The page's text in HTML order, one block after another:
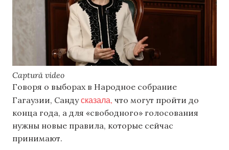
Captură video
Говоря о выборах в Народное собрание
Гагаузии, Сандусказала, что могут пройти до
конца года, а для «свободного» голосования
нужны новые правила, которые сейчас
принимают.